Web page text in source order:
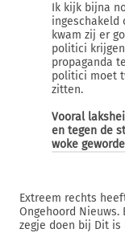
Ik kijk bijna
ingeschakeld
kwam zij er
politici
propaganda
politici moet
zitten.
Vooral
en tegen de
woke
Extreem rechts
Ongehoord
zegje doen bij Dit